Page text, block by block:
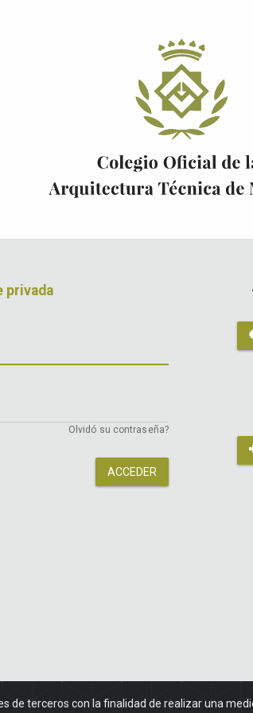
privada
Olvidó su contraseña?
de terceros con la finalidad de realizar una